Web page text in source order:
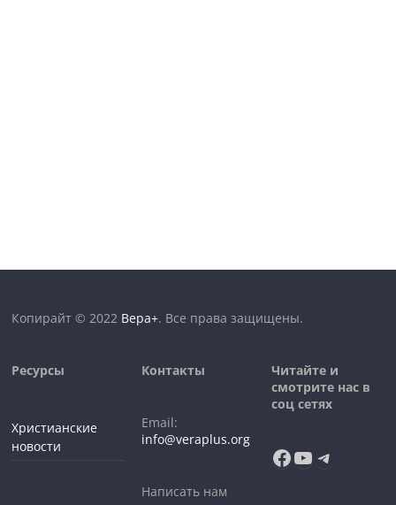
Копирайт © 2022 Вера+. Все права защищены.
Ресурсы
Христианские
новости
Контакты
Email:
info@veraplus.org
Написать нам
Читайте и
смотрите нас в
соц сетях
Facebook
YouTube